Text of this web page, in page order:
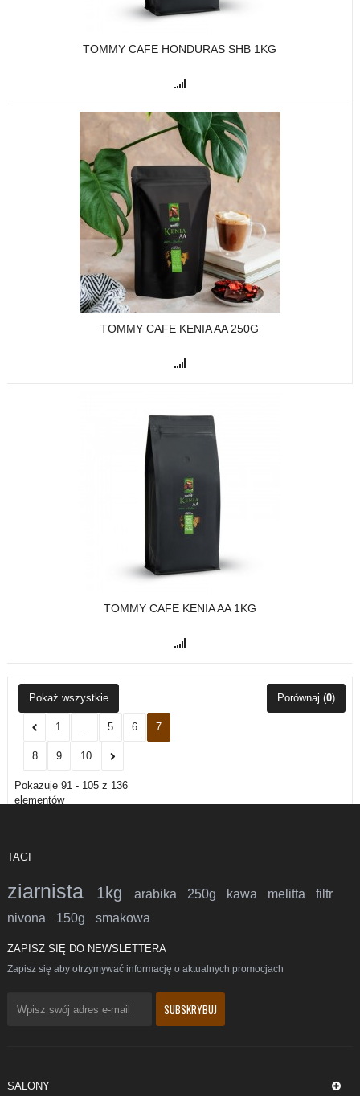
TOMMY CAFE HONDURAS SHB 1KG
TOMMY CAFE KENIA AA 250G
TOMMY CAFE KENIA AA 1KG
Pokaż wszystkie
1 ... 5 6 7
8 9 10
Pokazuje 91 - 105 z 136
elementów
Porównaj (0)
TAGI
ziarnista 1kg arabika 250g kawa melitta filtr
nivona 150g smakowa
ZAPISZ SIĘ DO NEWSLETTERA
Zapisz się aby otrzymywać informację o aktualnych promocjach
SALONY